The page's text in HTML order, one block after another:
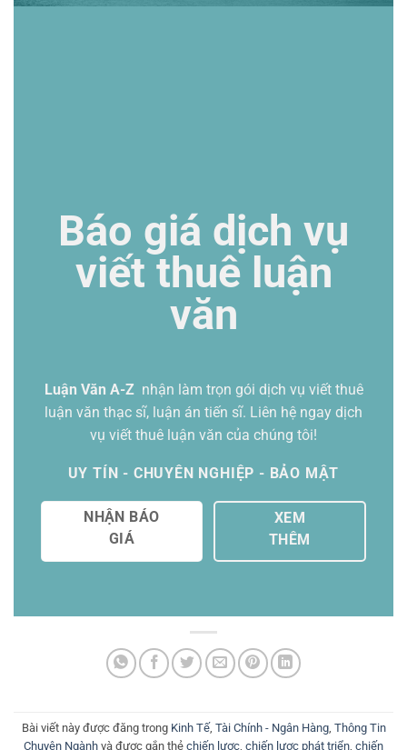
Báo giá dịch vụ
viết thuê luận
văn
Luận Văn A-Z nhận làm trọn gói dịch vụ viết thuê
luận văn thạc sĩ, luận án tiến sĩ. Liên hệ ngay dịch
vụ viết thuê luận văn của chúng tôi!
UY TÍN - CHUYÊN NGHIỆP - BẢO MẬT
NHẬN BÁO
GIÁ
XEM
THÊM
Bài viết này được đăng trong Kinh Tế, Tài Chính - Ngân Hàng, Thông Tin
Chuyên Ngành và được gắn thẻ chiến lược chiến lược phát triển chiến